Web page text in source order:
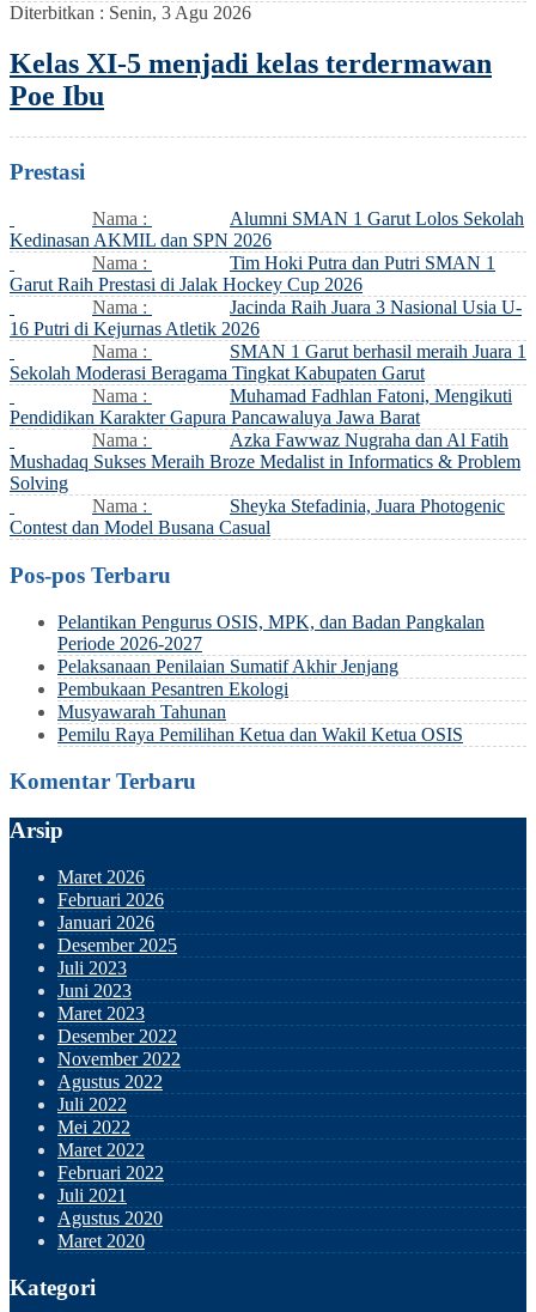
Diterbitkan : Senin, 3 Agu 2026
Kelas XI-5 menjadi kelas terdermawan
Poe Ibu
Prestasi
Nama :
Alumni SMAN 1 Garut Lolos Sekolah
Kedinasan AKMIL dan SPN 2026
Nama :
Tim Hoki Putra dan Putri SMAN 1
Garut Raih Prestasi di Jalak Hockey Cup 2026
Nama :
Jacinda Raih Juara 3 Nasional Usia U-
16 Putri di Kejurnas Atletik 2026
Nama :
SMAN 1 Garut berhasil meraih Juara 1
Sekolah Moderasi Beragama Tingkat Kabupaten Garut
Nama :
Muhamad Fadhlan Fatoni, Mengikuti
Pendidikan Karakter Gapura Pancawaluya Jawa Barat
Nama :
Azka Fawwaz Nugraha dan Al Fatih
Mushadaq Sukses Meraih Broze Medalist in Informatics & Problem
Solving
Nama :
Sheyka Stefadinia, Juara Photogenic
Contest dan Model Busana Casual
Pos-pos Terbaru
Pelantikan Pengurus OSIS, MPK, dan Badan Pangkalan
Periode 2026-2027
Pelaksanaan Penilaian Sumatif Akhir Jenjang
Pembukaan Pesantren Ekologi
Musyawarah Tahunan
Pemilu Raya Pemilihan Ketua dan Wakil Ketua OSIS
Komentar Terbaru
Arsip
Maret 2026
Februari 2026
Januari 2026
Desember 2025
Juli 2023
Juni 2023
Maret 2023
Desember 2022
November 2022
Agustus 2022
Juli 2022
Mei 2022
Maret 2022
Februari 2022
Juli 2021
Agustus 2020
Maret 2020
Kategori